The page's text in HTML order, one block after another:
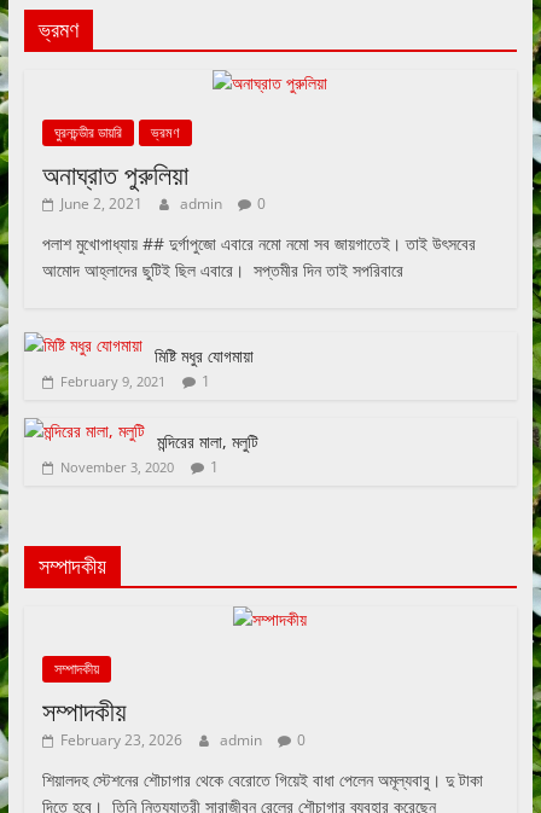
ভ্রমণ
ঘুরনচন্ডীর ডায়রি ভ্রমণ
অনাঘ্রাত পুরুলিয়া
June 2, 2021 admin 0
পলাশ মুখোপাধ্যায় ## দুর্গাপুজো এবারে নমো নমো সব জায়গাতেই। তাই উৎসবের
আমোদ আহ্লাদের ছুটিই ছিল এবারে। সপ্তমীর দিন তাই সপরিবারে
মিষ্টি মধুর যোগমায়া
February 9, 2021 1
মন্দিরের মালা, মলুটি
November 3, 2020 1
সম্পাদকীয়
সম্পাদকীয়
সম্পাদকীয়
February 23, 2026 admin 0
শিয়ালদহ স্টেশনের শৌচাগার থেকে বেরোতে গিয়েই বাধা পেলেন অমূল্যবাবু। দু টাকা
দিতে হবে। তিনি নিত্যযাত্রী সারাজীবন রেলের শৌচাগার ব্যবহার করেছেন